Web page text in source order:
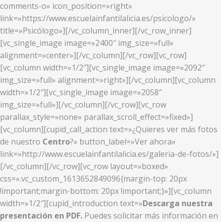
comments-o» icon_position=»right»
link=»https://www.escuelainfantilalicia.es/psicologo/»
title=»Psicólogo»][/vc_column_inner][/vc_row_inner]
[vc_single_image image=»2400″ img_size=»full»
alignment=»center»][/vc_column][/vc_row][vc_row]
[vc_column width=»1/2″][vc_single_image image=»2092″
img_size=»full» alignment=»right»][/vc_column][vc_column
width=»1/2″][vc_single_image image=»2058″
img_size=»full»][/vc_column][/vc_row][vc_row
parallax_style=»none» parallax_scroll_effect=»fixed»]
[vc_column][cupid_call_action text=»¿Quieres ver más fotos
de nuestro Centro?» button_label=»Ver ahora»
link=»http://www.escuelainfantilalicia.es/galeria-de-fotos/»]
[/vc_column][/vc_row][vc_row layout=»boxed»
css=».vc_custom_1613652849096{margin-top: 20px
!important;margin-bottom: 20px !important;}»][vc_column
width=»1/2″][cupid_introduction text=»Descarga nuestra
presentación en PDF. Puedes solicitar más información en